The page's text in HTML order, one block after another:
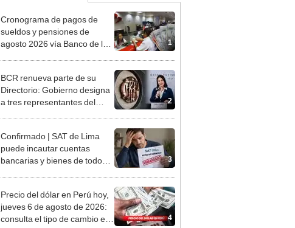
1
sueldos y pensiones de
agosto 2026 vía Banco de la
Nación: conoce las fechas de
depósito
2
Directorio: Gobierno designa
a tres representantes del
Ejecutivo
3
puede incautar cuentas
bancarias y bienes de todos
los ciudadanos siempre que
incumplan con estas
4
jueves 6 de agosto de 2026:
consulta el tipo de cambio en
bancos, casas de cambio y